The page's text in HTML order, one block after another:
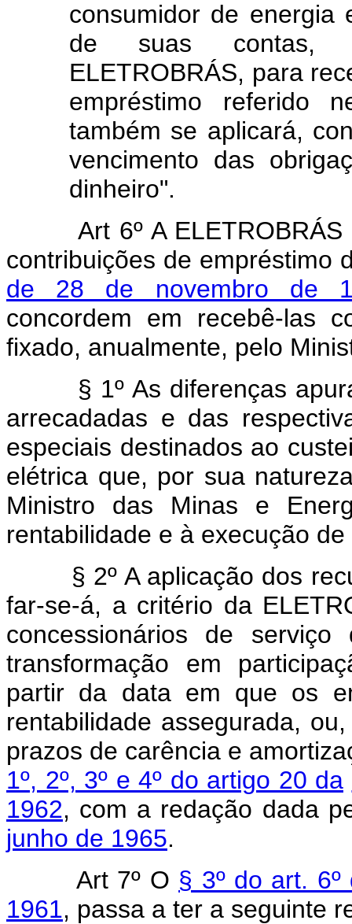
consumidor de energia
de suas contas,
ELETROBRÁS, para
empréstimo referido
também se aplicará,
vencimento das
dinheiro".
Art 6º A
contribuições de empréstimo
de 28 de novembro de
concordem em recebê-las
fixado, anualmente, pelo
§ 1º As diferenças
arrecadadas e das
especiais destinados ao
elétrica que, por sua
Ministro das Minas e
rentabilidade e à execução
§ 2º A aplicação dos
far-se-á, a critério da
concessionários de
transformação em
partir da data em que os
rentabilidade assegurada,
prazos de carência e
1º, 2º, 3º e 4º do artigo 20 da
1962, com a redação dada
junho de 1965.
Art 7º O § 3º do art.
1961, passa a ter a seguinte